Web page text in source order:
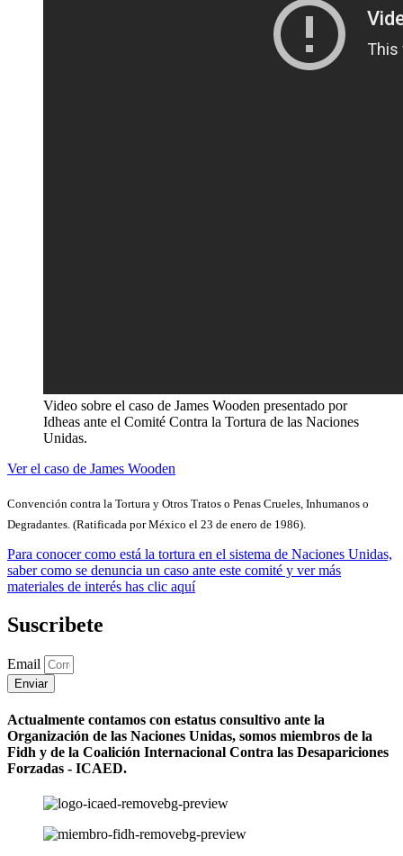
Video sobre el caso de James Wooden presentado por
Idheas ante el Comité Contra la Tortura de las Naciones
Unidas.
Ver el caso de James Wooden
Convención contra la Tortura y Otros Tratos o Penas Crueles, Inhumanos o
Degradantes. (Ratificada por México el 23 de enero de 1986).
Para conocer como está la tortura en el sistema de Naciones Unidas,
saber como se denuncia un caso ante este comité y ver más
materiales de interés has clic aquí
Suscribete
Email
Enviar
Actualmente contamos con estatus consultivo ante la
Organización de las Naciones Unidas, somos miembros de la
Fidh y de la Coalición Internacional Contra las Desapariciones
Forzadas - ICAED.